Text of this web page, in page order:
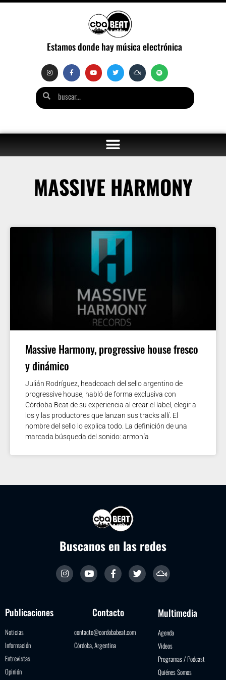
Estamos donde hay música electrónica
MASSIVE HARMONY
Massive Harmony, progressive house fresco
y dinámico
Julián Rodríguez, headcoach del sello argentino de
progressive house, habló de forma exclusiva con
Córdoba Beat de su experiencia al crear el label, elegir a
los y las productores que lanzan sus tracks allí. El
nombre del sello lo explica todo. La definición de una
marcada búsqueda del sonido: armonía
Buscanos en las redes
Publicaciones
Noticias
Información
Entrevistas
Opinión
Contacto
contacto@cordobabeat.com
Córdoba, Argentina
Multimedia
Agenda
Videos
Programas / Podcast
Quiénes Somos